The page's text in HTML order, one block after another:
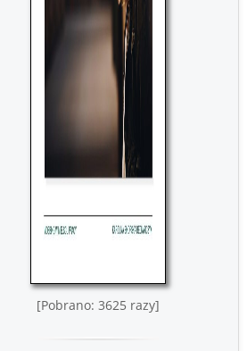
[Pobrano: 3625 razy]